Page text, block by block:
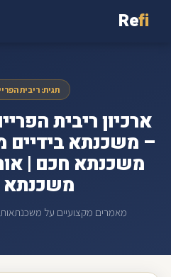
Refi
תגית: ריבית
– משכנתא בידיים
משכנתא חכם |
משכנתא
מאמרים מקצועיים על משכנתאות,